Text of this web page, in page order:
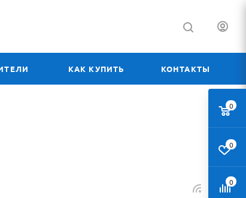
КАК КУПИТЬ КОНТАКТЫ
0
0
0